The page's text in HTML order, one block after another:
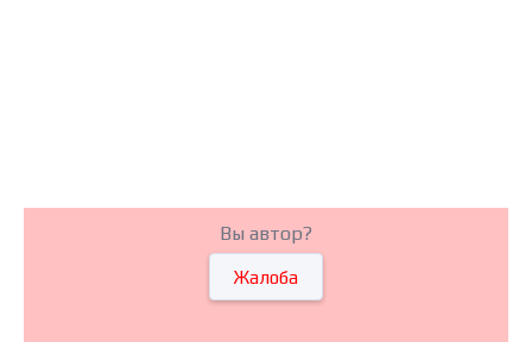
Вы автор?
Жалоба